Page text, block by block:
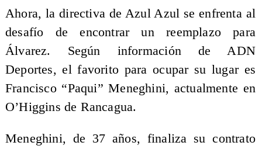
Ahora, la directiva de Azul Azul se enfrenta al
desafío de encontrar un reemplazo para
Álvarez. Según información de ADN
Deportes, el favorito para ocupar su lugar es
Francisco “Paqui” Meneghini, actualmente en
O’Higgins de Rancagua.
Meneghini, de 37 años, finaliza su contrato